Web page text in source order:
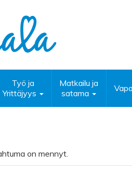
Työ ja
Yrittäjyys
Matkailu ja
satama
on mennyt.